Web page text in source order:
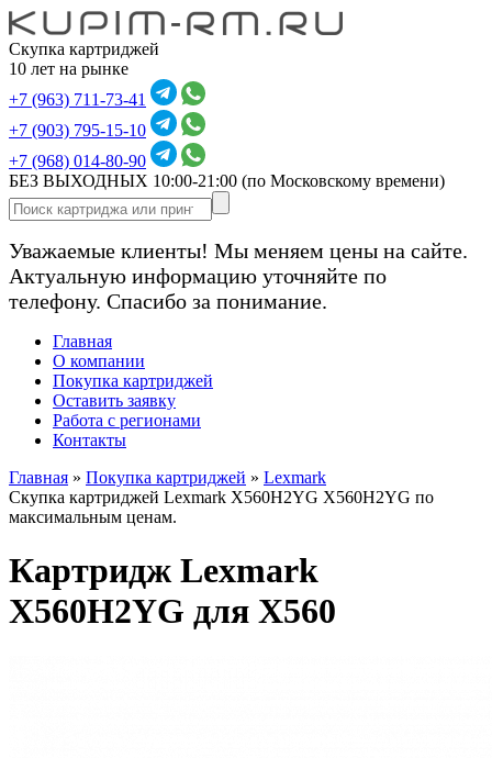
Скупка картриджей
10 лет на рынке
+7 (963) 711-73-41
+7 (903) 795-15-10
+7 (968) 014-80-90
БЕЗ ВЫХОДНЫХ 10:00-21:00 (по Московскому времени)
Уважаемые клиенты! Мы меняем цены на сайте.
Актуальную информацию уточняйте по
телефону. Спасибо за понимание.
Главная
О компании
Покупка картриджей
Оставить заявку
Работа с регионами
Контакты
Главная » Покупка картриджей » Lexmark
Скупка картриджей Lexmark X560H2YG X560H2YG по
максимальным ценам.
Картридж Lexmark
X560H2YG для X560